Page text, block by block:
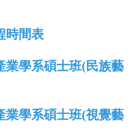
時間表
業學系碩士班(民族藝
業學系碩士班(視覺藝